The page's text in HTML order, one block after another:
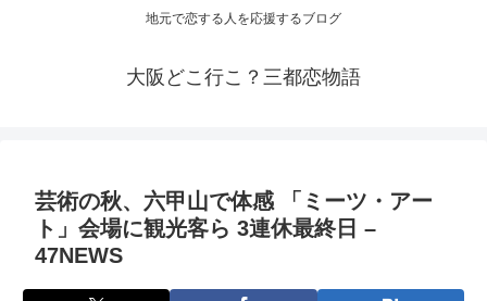
地元で恋する人を応援するブログ
大阪どこ行こ？三都恋物語
芸術の秋、六甲山で体感 「ミーツ・アー
ト」会場に観光客ら 3連休最終日 –
47NEWS